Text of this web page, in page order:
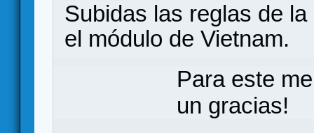
Subidas las reglas de
el módulo de Vietnam.
Para este
un gracias!